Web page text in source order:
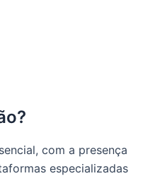
com a presença
especializadas